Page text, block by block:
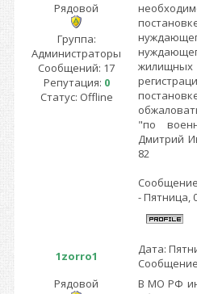
Рядовой
Группа:
Администраторы
Сообщений: 17
Репутация: 0
Статус: Offline
"по
Дмитрий
82
-Пятница,
1zorro1
Дата:
Рядовой
В МО РФ